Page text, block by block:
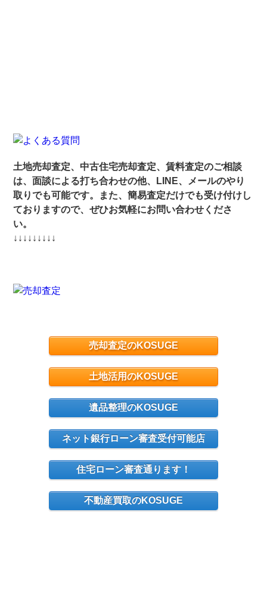
土地売却査定、中古住宅売却査定、賃料査定のご相談
は、面談による打ち合わせの他、LINE、メールのやり
取りでも可能です。また、簡易査定だけでも受け付けし
ておりますので、ぜひお気軽にお問い合わせくださ
い。
↓↓↓↓↓↓↓↓↓
売却査定のKOSUGE
土地活用のKOSUGE
遺品整理のKOSUGE
ネット銀行ローン審査受付可能店
住宅ローン審査通ります！
不動産買取のKOSUGE